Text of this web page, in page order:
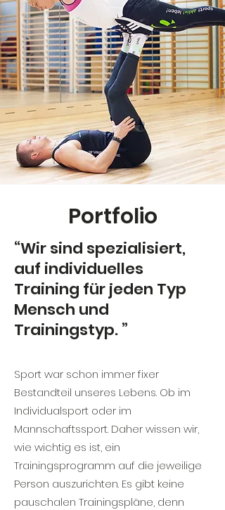
Portfolio
“Wir sind spezialisiert,
auf individuelles
Training für jeden Typ
Mensch und
Trainingstyp. ”
Sport war schon immer fixer
Bestandteil unseres Lebens. Ob im
Individualsport oder im
Mannschaftssport. Daher wissen wir,
wie wichtig es ist, ein
Trainingsprogramm auf die jeweilige
Person auszurichten. Es gibt keine
pauschalen Trainingspläne, denn